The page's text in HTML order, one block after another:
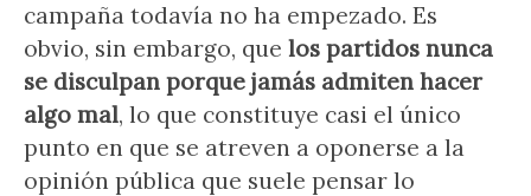
campaña todavía no ha empezado. Es
obvio, sin embargo, que los partidos nunca
se disculpan porque jamás admiten hacer
algo mal, lo que constituye casi el único
punto en que se atreven a oponerse a la
opinión pública que suele pensar lo